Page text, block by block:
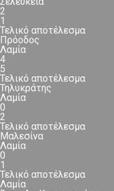
2
1
Τελικό αποτέλεσμα
Πρόοδος
Λαμία
4
5
Τελικό αποτέλεσμα
Τηλυκράτης
Λαμία
0
2
Τελικό αποτέλεσμα
Μαλεσίνα
Λαμία
0
1
Τελικό αποτέλεσμα
Λαμία